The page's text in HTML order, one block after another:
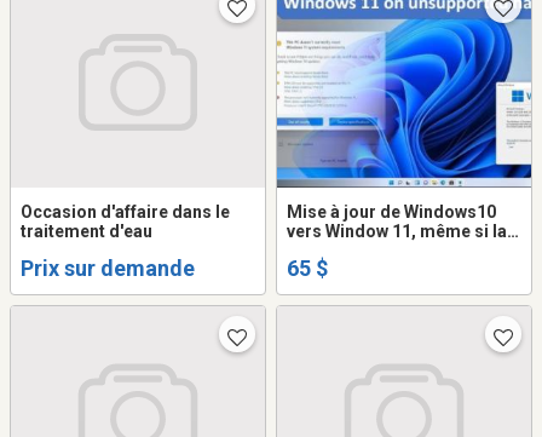
Occasion d'affaire dans le
traitement d'eau
Prix sur demande
Mise à jour de Windows10
vers Window 11, même si la
pas supporté
65 $